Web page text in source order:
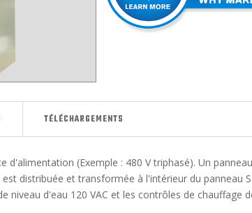
TÉLÉCHARGEMENTS
d'alimentation (Exemple : 480 V triphasé). Un
distribuée et transformée à l'intérieur du panneau
niveau d'eau 120 VAC et les contrôles de chauffage